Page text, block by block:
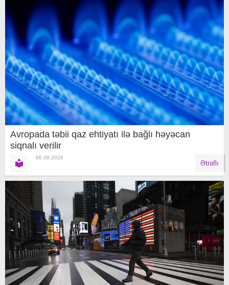
Avropada təbii qaz ehtiyatı ilə bağlı həyəcan
siqnalı verilir
06.08.2026
Ətraflı